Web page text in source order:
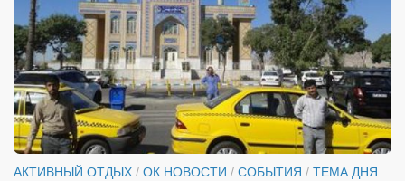
АКТИВНЫЙ ОТДЫХ / ОК НОВОСТИ / СОБЫТИЯ / ТЕМА ДНЯ